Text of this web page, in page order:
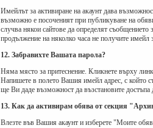
Имейлът за активиране на акаунт дава
възможно е посоченият при публикуване на
случва някои сайтове да определят
продължение на няколко часа не получите имейл
12. Забравихте Вашата парола?
Няма място за притеснение. Кликнете върху
Напишете в полето Вашия имейл адрес, с който
ще Ви даде възможност да възстановите достъпа
13. Как да активирам обява от секция
Влезте във Вашия акаунт и изберете "Моите